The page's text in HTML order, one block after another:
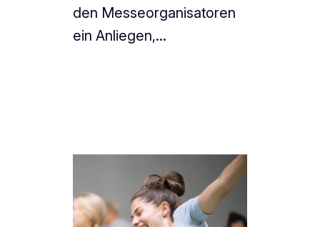
den Messeorganisatoren
ein Anliegen,…